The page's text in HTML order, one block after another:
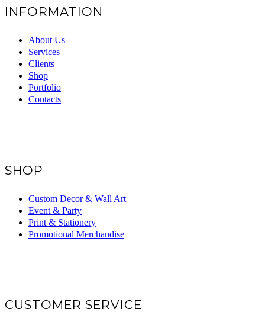
INFORMATION
About Us
Services
Clients
Shop
Portfolio
Contacts
SHOP
Custom Decor & Wall Art
Event & Party
Print & Stationery
Promotional Merchandise
CUSTOMER SERVICE